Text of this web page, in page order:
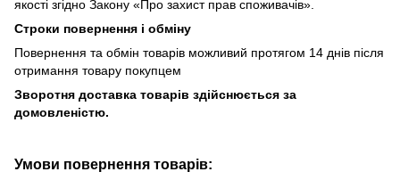
якості згідно Закону «Про захист прав споживачів».
Строки повернення і обміну
Повернення та обмін товарів можливий протягом 14 днів після
отримання товару покупцем
Зворотня доставка товарів здійснюється за
домовленістю.
Умови повернення товарів: